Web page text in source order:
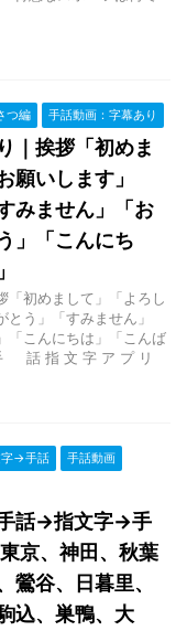
つ編 手話動画：字幕あり
｜挨拶「初めま
願いします」
みません」「お
」「こんにち
「初めまして」「よろし
とう」「すみません」
「こんにちは」「こんば
話 指 文 字 ア プ リ
字→手話
手話動画
手話→指文字→手
京、神田、秋葉
鶯谷、日暮里、
込、巣鴨、大